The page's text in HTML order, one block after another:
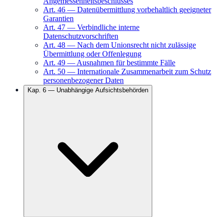
Art. 46 — Datenübermittlung vorbehaltlich geeigneter
Garantien
Art. 47 — Verbindliche interne
Datenschutzvorschriften
Art. 48 — Nach dem Unionsrecht nicht zulässige
Übermittlung oder Offenlegung
Art. 49 — Ausnahmen für bestimmte Fälle
Art. 50 — Internationale Zusammenarbeit zum Schutz
personenbezogener Daten
Kap. 6 — Unabhängige Aufsichtsbehörden